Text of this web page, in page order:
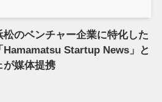
松のベンチャー企業に特化した
Hamamatsu Startup News」と
が媒体提携